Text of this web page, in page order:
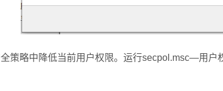
略中降低当前用户权限。运行secpol.msc—用户